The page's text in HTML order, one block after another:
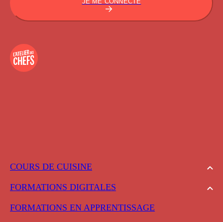
COURS DE CUISINE
FORMATIONS DIGITALES
FORMATIONS EN APPRENTISSAGE